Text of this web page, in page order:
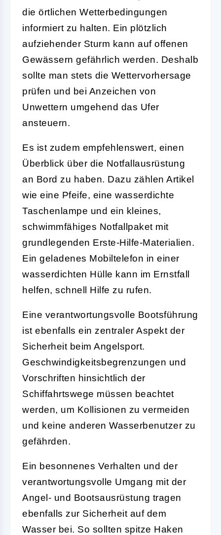
die örtlichen Wetterbedingungen
informiert zu halten. Ein plötzlich
aufziehender Sturm kann auf offenen
Gewässern gefährlich werden. Deshalb
sollte man stets die Wettervorhersage
prüfen und bei Anzeichen von
Unwettern umgehend das Ufer
ansteuern.
Es ist zudem empfehlenswert, einen
Überblick über die Notfallausrüstung
an Bord zu haben. Dazu zählen Artikel
wie eine Pfeife, eine wasserdichte
Taschenlampe und ein kleines,
schwimmfähiges Notfallpaket mit
grundlegenden Erste-Hilfe-Materialien.
Ein geladenes Mobiltelefon in einer
wasserdichten Hülle kann im Ernstfall
helfen, schnell Hilfe zu rufen.
Eine verantwortungsvolle Bootsführung
ist ebenfalls ein zentraler Aspekt der
Sicherheit beim Angelsport.
Geschwindigkeitsbegrenzungen und
Vorschriften hinsichtlich der
Schiffahrtswege müssen beachtet
werden, um Kollisionen zu vermeiden
und keine anderen Wasserbenutzer zu
gefährden.
Ein besonnenes Verhalten und der
verantwortungsvolle Umgang mit der
Angel- und Bootsausrüstung tragen
ebenfalls zur Sicherheit auf dem
Wasser bei. So sollten spitze Haken